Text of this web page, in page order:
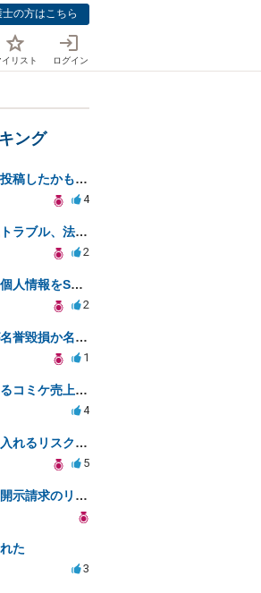
士の方はこちら
イリスト ログイン
ング
誹謗中傷に当たる内容を投稿したかもしれない。開示請求や民事刑事裁判に発展しうるのか教えて欲しい。
4
SNSでの誹謗中傷と金銭トラブル、法的対応の相談
2
当方の腹いせで相手方の個人情報をSNSで晒してしまい名誉毀損させてしまったかもしれない
2
知的障害者と言う文言が名誉毀損か名誉感情の侵害になるか教えてほしい。
1
ネットでの誹謗中傷によるコミケ売上減少、損害賠償は可能か？
4
示談書に口外禁止条項を入れるリスクはありますか？
5
誹謗中傷に該当するかと開示請求のリスクを知りたい
た
3